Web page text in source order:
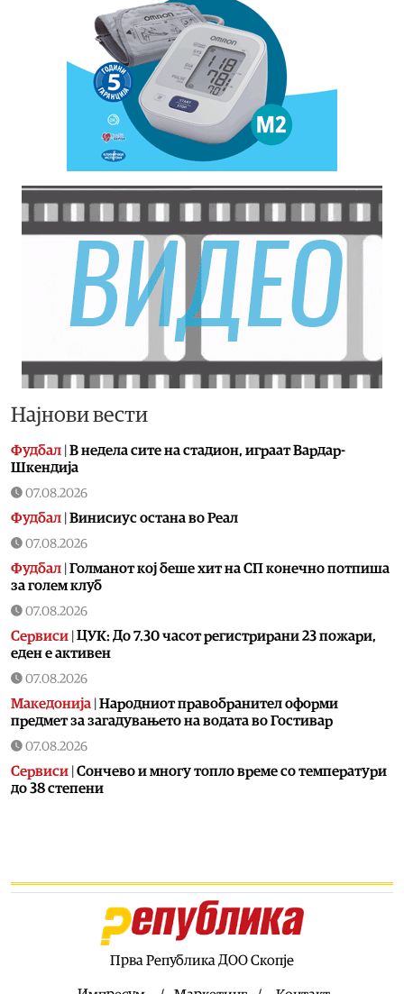
Најнови вести
Фудбал | В недела сите на стадион, играат Вардар-
Шкендија
07.08.2026
Фудбал | Винисиус остана во Реал
07.08.2026
Фудбал | Голманот кој беше хит на СП конечно потпиша
за голем клуб
07.08.2026
Сервиси | ЦУК: До 7.30 часот регистрирани 23 пожари,
еден е активен
07.08.2026
Македонија | Народниот правобранител оформи
предмет за загадувањето на водата во Гостивар
07.08.2026
Сервиси | Сончево и многу топло време со температури
до 38 степени
07.08.2026
ВМРО-ДПМНЕ: Фискалната дисциплина и
домаќинското управување се темел на стабилна
економија и намален јавен долг
Останати спортови| Синер е добро, ќе биде спремен за
Прва Република ДОО Скопје